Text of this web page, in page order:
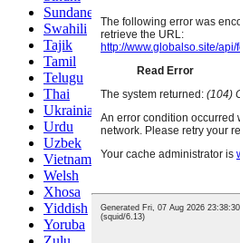
Sundanese
Swahili
Tajik
Tamil
Telugu
Thai
Ukrainian
Urdu
Uzbek
Vietnamese
Welsh
Xhosa
Yiddish
Yoruba